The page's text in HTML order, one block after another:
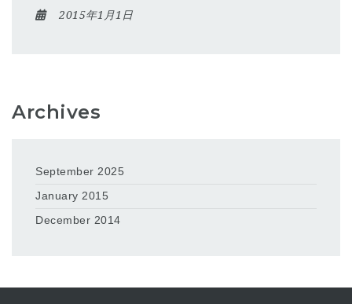
2015年1月1日
Archives
September 2025
January 2015
December 2014